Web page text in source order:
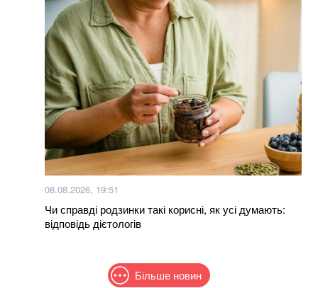
08.08.2026, 19:51
Чи справді родзинки такі корисні, як усі думають:
відповідь дієтологів
Більше новин